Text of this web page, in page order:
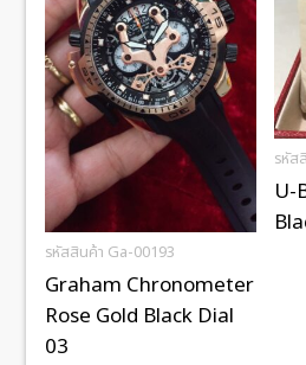
รหัสสินค้า Ga-00193
Graham Chronometer
Rose Gold Black Dial
03
รหัส
U-